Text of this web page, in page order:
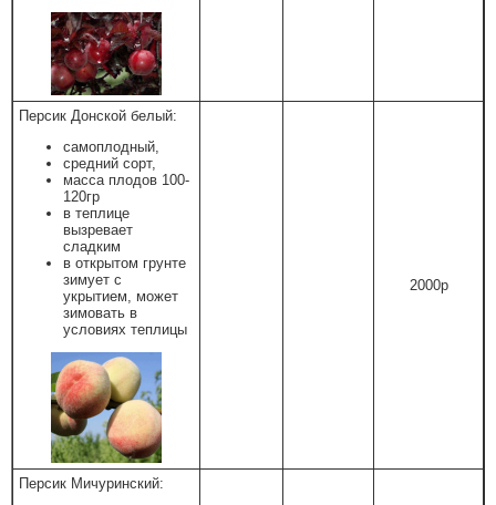
Персик Донской белый:
самоплодный,
средний сорт,
масса плодов 100-
120гр
в теплице
вызревает
сладким
в открытом грунте
зимует с
укрытием, может
зимовать в
условиях теплицы
2000р
Персик Мичуринский: